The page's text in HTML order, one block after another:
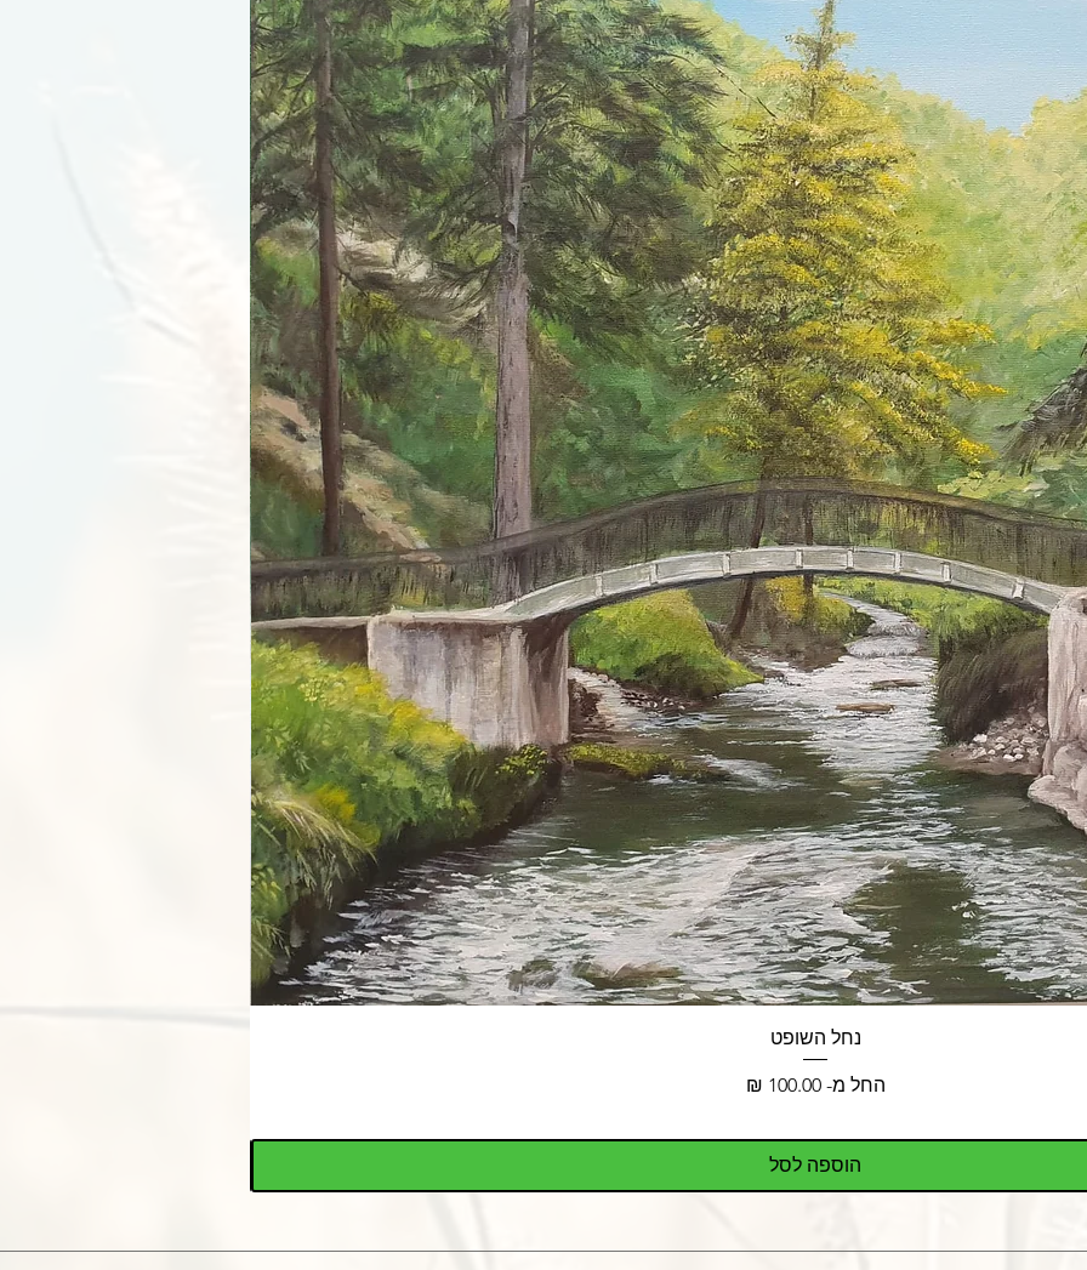
נחל השופט
החל מ-
‏100.00 ‏₪
מחיר מבצע
הוספה לסל